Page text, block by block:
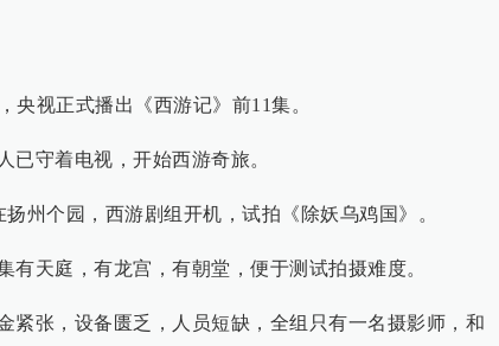
央视正式播出《西游记》前11集。
已守着电视，开始西游奇旅。
州个园，西游剧组开机，试拍《除妖乌鸡国》。
有天庭，有龙宫，有朝堂，便于测试拍摄难度。
紧张，设备匮乏，人员短缺，全组只有一名摄影师，和